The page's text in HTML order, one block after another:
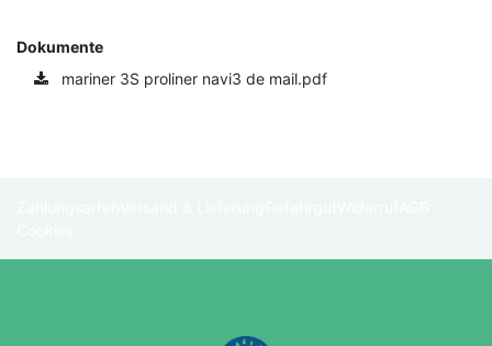
Dokumente
mariner 3S proliner navi3 de mail.pdf